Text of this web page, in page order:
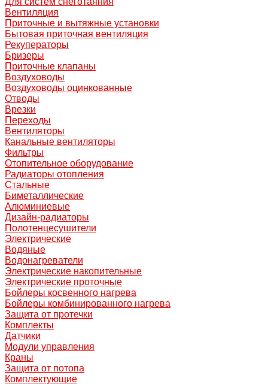
Вентиляция
Приточные и вытяжные установки
Бытовая приточная вентиляция
Рекуператоры
Бризеры
Приточные клапаны
Воздуховоды
Воздуховоды оцинкованные
Отводы
Врезки
Переходы
Вентиляторы
Канальные вентиляторы
Фильтры
Отопительное оборудование
Радиаторы отопления
Стальные
Биметаллические
Алюминиевые
Дизайн-радиаторы
Полотенцесушители
Электрические
Водяные
Водонагреватели
Электрические накопительные
Электрические проточные
Бойлеры косвенного нагрева
Бойлеры комбинированного нагрева
Защита от протечки
Комплекты
Датчики
Модули управления
Краны
Защита от потопа
Комплектующие